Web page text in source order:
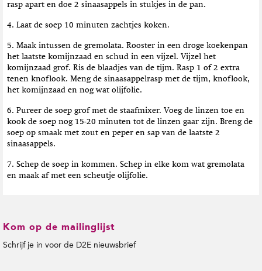
rasp apart en doe 2 sinaasappels in stukjes in de pan.
4. Laat de soep 10 minuten zachtjes koken.
5. Maak intussen de gremolata. Rooster in een droge koekenpan
het laatste komijnzaad en schud in een vijzel. Vijzel het
komijnzaad grof. Ris de blaadjes van de tijm. Rasp 1 of 2 extra
tenen knoflook. Meng de sinaasappelrasp met de tijm, knoflook,
het komijnzaad en nog wat olijfolie.
6. Pureer de soep grof met de staafmixer. Voeg de linzen toe en
kook de soep nog 15-20 minuten tot de linzen gaar zijn. Breng de
soep op smaak met zout en peper en sap van de laatste 2
sinaasappels.
7. Schep de soep in kommen. Schep in elke kom wat gremolata
en maak af met een scheutje olijfolie.
Kom op de mailinglijst
Schrijf je in voor de D2E nieuwsbrief